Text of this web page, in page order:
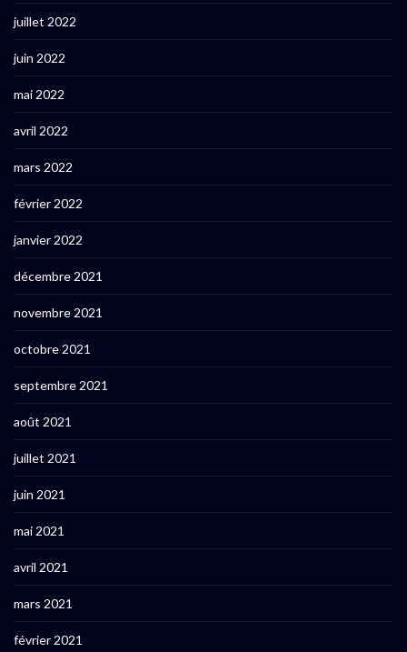
juillet 2022
juin 2022
mai 2022
avril 2022
mars 2022
février 2022
janvier 2022
décembre 2021
novembre 2021
octobre 2021
septembre 2021
août 2021
juillet 2021
juin 2021
mai 2021
avril 2021
mars 2021
février 2021